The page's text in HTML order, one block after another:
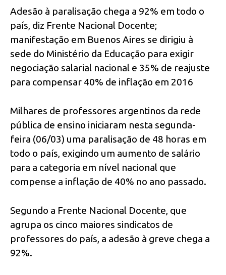
Adesão à paralisação chega a 92% em todo o
país, diz Frente Nacional Docente;
manifestação em Buenos Aires se dirigiu à
sede do Ministério da Educação para exigir
negociação salarial nacional e 35% de reajuste
para compensar 40% de inflação em 2016
Milhares de professores argentinos da rede
pública de ensino iniciaram nesta segunda-
feira (06/03) uma paralisação de 48 horas em
todo o país, exigindo um aumento de salário
para a categoria em nível nacional que
compense a inflação de 40% no ano passado.
Segundo a Frente Nacional Docente, que
agrupa os cinco maiores sindicatos de
professores do país, a adesão à greve chega a
92%.